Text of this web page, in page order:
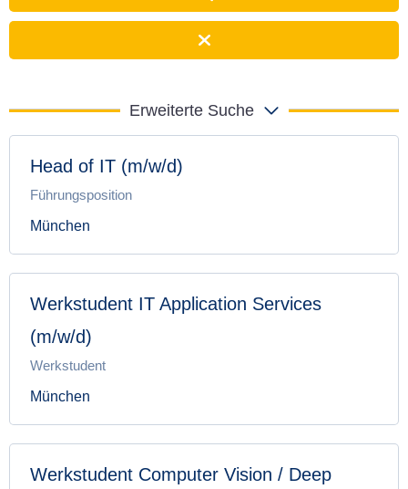
Erweiterte Suche
Head of IT (m/w/d)
Führungsposition
München
Werkstudent IT Application Services
(m/w/d)
Werkstudent
München
Werkstudent Computer Vision / Deep